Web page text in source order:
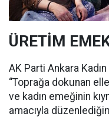
ÜRETİM
AK Parti Ankara Kadın
“Toprağa dokunan
ve kadın emeğinin
amacıyla